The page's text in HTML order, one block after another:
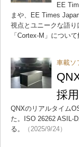
EE
まや、EE Times
視点とユニークな語
「Cortex-M」について
車載ソ
採用
QNXのリアルタイム
た。ISO 26262 ASIL-
る。
（2025/9/24）